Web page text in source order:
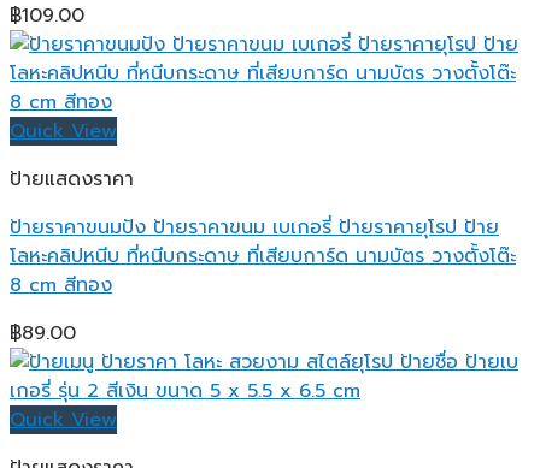
฿109.00
Quick View
ป้ายแสดงราคา
ป้ายราคาขนมปัง ป้ายราคาขนม เบเกอรี่ ป้ายราคายุโรป ป้าย
โลหะคลิปหนีบ ที่หนีบกระดาษ ที่เสียบการ์ด นามบัตร วางตั้งโต๊ะ
8 cm สีทอง
฿89.00
Quick View